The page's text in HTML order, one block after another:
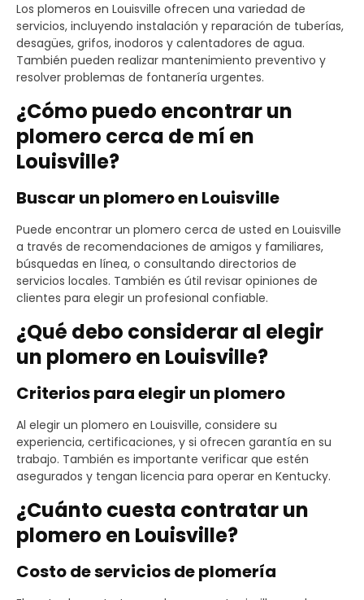
Los plomeros en Louisville ofrecen una variedad de
servicios, incluyendo instalación y reparación de tuberías,
desagües, grifos, inodoros y calentadores de agua.
También pueden realizar mantenimiento preventivo y
resolver problemas de fontanería urgentes.
¿Cómo puedo encontrar un
plomero cerca de mí en
Louisville?
Buscar un plomero en Louisville
Puede encontrar un plomero cerca de usted en Louisville
a través de recomendaciones de amigos y familiares,
búsquedas en línea, o consultando directorios de
servicios locales. También es útil revisar opiniones de
clientes para elegir un profesional confiable.
¿Qué debo considerar al elegir
un plomero en Louisville?
Criterios para elegir un plomero
Al elegir un plomero en Louisville, considere su
experiencia, certificaciones, y si ofrecen garantía en su
trabajo. También es importante verificar que estén
asegurados y tengan licencia para operar en Kentucky.
¿Cuánto cuesta contratar un
plomero en Louisville?
Costo de servicios de plomería